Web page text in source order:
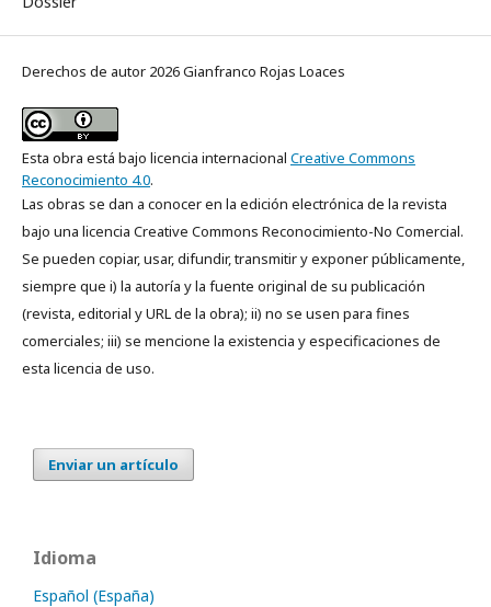
Derechos de autor 2026 Gianfranco Rojas Loaces
Esta obra está bajo licencia internacional Creative Commons
Reconocimiento 4.0.
Las obras se dan a conocer en la edición electrónica de la revista
bajo una licencia Creative Commons Reconocimiento-No Comercial.
Se pueden copiar, usar, difundir, transmitir y exponer públicamente,
siempre que i) la autoría y la fuente original de su publicación
(revista, editorial y URL de la obra); ii) no se usen para fines
comerciales; iii) se mencione la existencia y especificaciones de
esta licencia de uso.
Enviar un artículo
Idioma
Español (España)